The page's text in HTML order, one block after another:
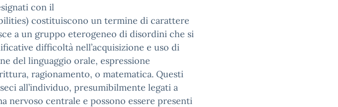
con il
costituiscono un termine di carattere
a un gruppo eterogeneo di disordini che si
difficoltà nell’acquisizione e uso di
del linguaggio orale, espressione
ragionamento, o matematica. Questi
all’individuo, presumibilmente legati a
nervoso centrale e possono essere presenti